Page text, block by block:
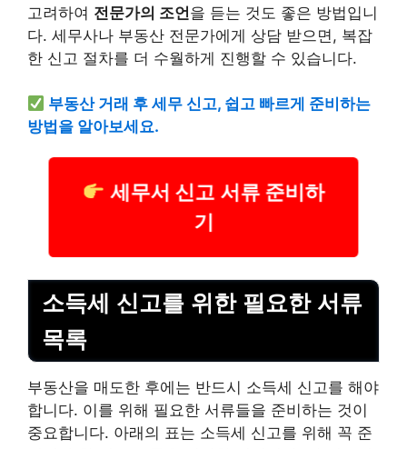
고려하여 전문가의 조언을 듣는 것도 좋은 방법입니
다. 세무사나 부동산 전문가에게 상담 받으면, 복잡
한 신고 절차를 더 수월하게 진행할 수 있습니다.
부동산 거래 후 세무 신고, 쉽고 빠르게 준비하는
방법을 알아보세요.
세무서 신고 서류 준비하
기
소득세 신고를 위한 필요한 서류
목록
부동산을 매도한 후에는 반드시 소득세 신고를 해야
합니다. 이를 위해 필요한 서류들을 준비하는 것이
중요합니다. 아래의 표는 소득세 신고를 위해 꼭 준